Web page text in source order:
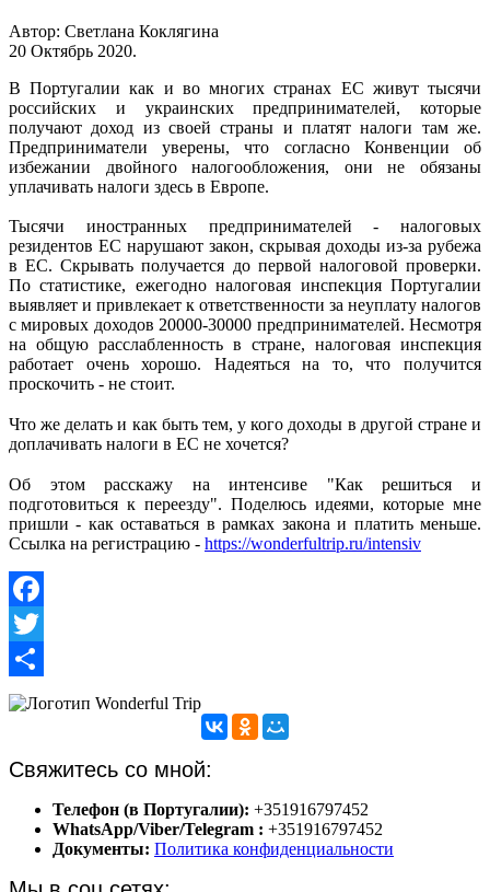
Автор: Светлана Коклягина
20 Октябрь 2020.
В Португалии как и во многих странах ЕС живут тысячи
российских и украинских предпринимателей, которые
получают доход из своей страны и платят налоги там же.
Предприниматели уверены, что согласно Конвенции об
избежании двойного налогообложения, они не обязаны
уплачивать налоги здесь в Европе.
Тысячи иностранных предпринимателей - налоговых
резидентов ЕС нарушают закон, скрывая доходы из-за рубежа
в ЕС. Скрывать получается до первой налоговой проверки.
По статистике, ежегодно налоговая инспекция Португалии
выявляет и привлекает к ответственности за неуплату налогов
с мировых доходов 20000-30000 предпринимателей. Несмотря
на общую расслабленность в стране, налоговая инспекция
работает очень хорошо. Надеяться на то, что получится
проскочить - не стоит.
Что же делать и как быть тем, у кого доходы в другой стране и
доплачивать налоги в ЕС не хочется?
Об этом расскажу на интенсиве "Как решиться и
подготовиться к переезду". Поделюсь идеями, которые мне
пришли - как оставаться в рамках закона и платить меньше.
Ссылка на регистрацию - https://wonderfultrip.ru/intensiv
Facebook
Twitter
Share
Свяжитесь со мной:
Телефон (в Португалии): +351916797452
WhatsApp/Viber/Telegram : +351916797452
Документы: Политика конфиденциальности